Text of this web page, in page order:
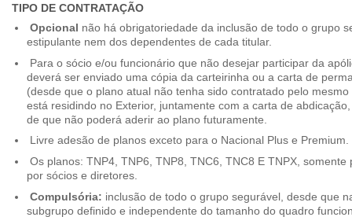
TIPO DE CONTRATAÇÃO
Opcional não há obrigatoriedade da inclusão de todo o grupo
estipulante nem dos dependentes de cada titular.
Para o sócio e/ou funcionário que não desejar participar da
deverá ser enviado uma cópia da carteirinha ou a carta de
(desde que o plano atual não tenha sido contratado pelo
está residindo no Exterior, juntamente com a carta de
de que não poderá aderir ao plano futuramente.
Livre adesão de planos exceto para o Nacional Plus e Premium.
Os planos: TNP4, TNP6, TNP8, TNC6, TNC8 E TNPX,
por sócios e diretores.
Compulsória: inclusão de todo o grupo segurável, desde que
subgrupo definido e independente do tamanho do quadro